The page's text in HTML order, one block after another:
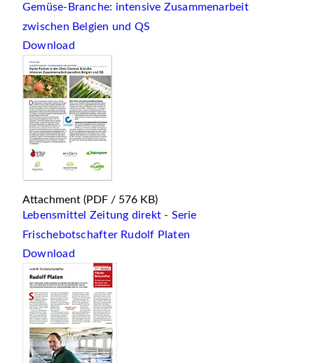
Gemüse-Branche: intensive Zusammenarbeit
zwischen Belgien und QS
Download
Attachment (PDF / 576 KB)
Lebensmittel Zeitung direkt - Serie
Frischebotschafter Rudolf Platen
Download